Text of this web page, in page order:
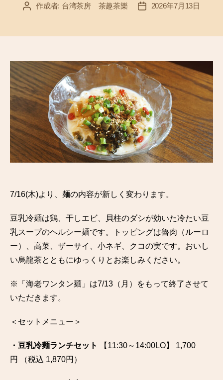
投 作成者: 台湾茶房 茶趣茶樂
投
2026年7月13日
7/16(木)より、麺の内容が新しく変わります。
豆乳冷麺は鶏、干しエビ、貝柱のダシが効いた冷たい豆
乳スープのヘルシー麺です。トッピングは魯肉（ルーロ
ー）、高菜、ザーサイ、小ネギ、クコの実です。おいし
い烏龍茶とともにゆっくりとお楽しみください。
※「海老ワンタン麺」は7/13（月）をもって終了させて
いただきます。
＜セットメニュー＞
・豆乳冷麺ランチセット
【11:30～14:00LO】 1,700
円 （税込 1,870円）